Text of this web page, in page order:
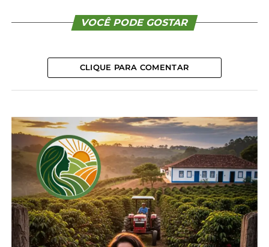
junto com especialistas do Ministério da
Congresso Nacional.
O pesquisador João Henrique Viana, que participou
6.446, de 5 de outubro de 1977) não contemplava
os avanços ocorridos nas biotecnologias da
reprodução animal, principalmente quanto à
produção de embriões em laboratório por técnicas
como a fertilização in vitro (FIV) e a clonagem.
“A lei não permitia o efetivo controle da atividade
pelo MAPA, o que implicava insegurança jurídica e
não regulamentação para o setor produtivo”,
VOCÊ PODE GOSTAR
CLIQUE PARA COMENTAR